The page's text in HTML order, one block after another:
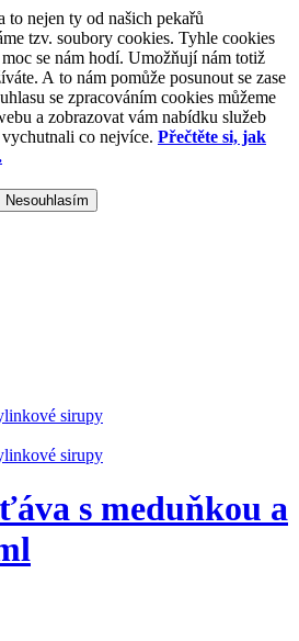
to nejen ty od našich pekařů
tzv. soubory cookies. Tyhle cookies
se nám hodí. Umožňují nám totiž
A to nám pomůže posunout se zase
se zpracováním cookies můžeme
a zobrazovat vám nabídku služeb
co nejvíce. Přečtěte si, jak
Nesouhlasím
sirupy
sirupy
s meduňkou a